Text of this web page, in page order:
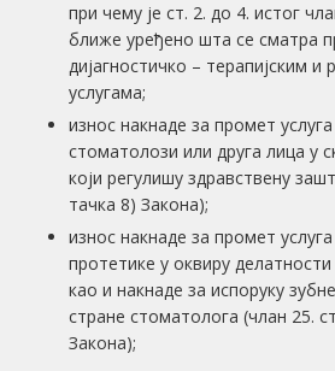
при чему је ст. 2. до 4. истог
ближе уређено шта се сматра
дијагностичко – терапијским
услугама;
износ накнаде за промет
стоматолози или друга лица у
који регулишу здравствену
тачка 8) Закона);
износ накнаде за промет
протетике у оквиру
као и накнаде за испоруку
стране стоматолога (члан 25.
Закона);